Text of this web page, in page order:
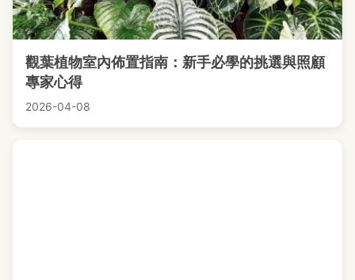
觀葉植物室內佈置指南：新手必學的挑選與照顧
專家心得
2026-04-08